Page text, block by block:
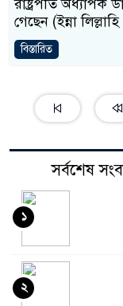
রাষ্ট্রপতি অধ্যাপক
গেছেন (ইন্না
বিস্তারিত
সর্বশেষ
১
২